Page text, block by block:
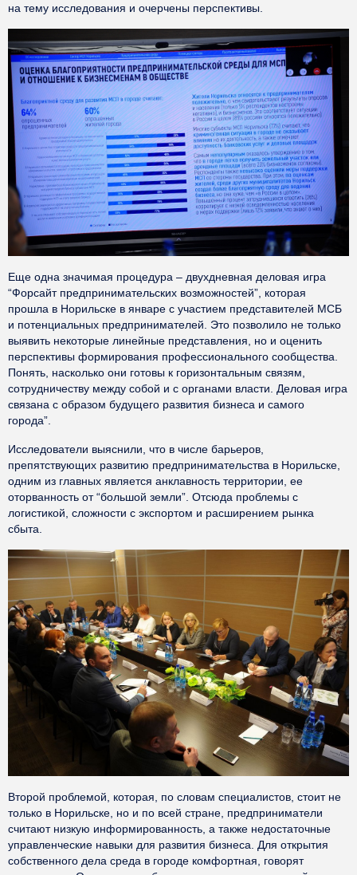
на тему исследования и очерчены перспективы.
Еще одна значимая процедура – двухдневная деловая игра
“Форсайт предпринимательских возможностей”, которая
прошла в Норильске в январе с участием представителей МСБ
и потенциальных предпринимателей. Это позволило не только
выявить некоторые линейные представления, но и оценить
перспективы формирования профессионального сообщества.
Понять, насколько они готовы к горизонтальным связям,
сотрудничеству между собой и с органами власти. Деловая игра
связана с образом будущего развития бизнеса и самого
города”.
Исследователи выяснили, что в числе барьеров,
препятствующих развитию предпринимательства в Норильске,
одним из главных является анклавность территории, ее
оторванность от “большой земли”. Отсюда проблемы с
логистикой, сложности с экспортом и расширением рынка
сбыта.
Второй проблемой, которая, по словам специалистов, стоит не
только в Норильске, но и по всей стране, предприниматели
считают низкую информированность, а также недостаточные
управленческие навыки для развития бизнеса. Для открытия
собственного дела среда в городе комфортная, говорят